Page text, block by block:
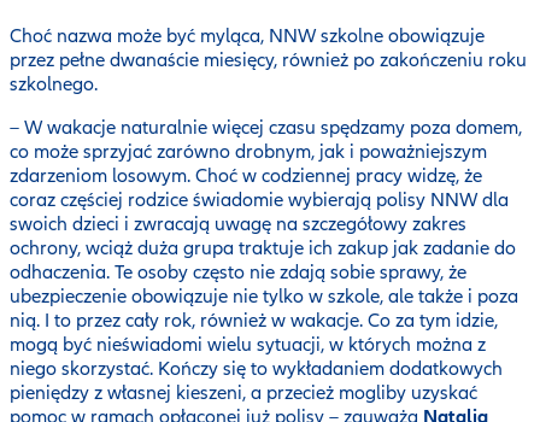
Choć nazwa może być myląca, NNW szkolne obowiązuje
przez pełne dwanaście miesięcy, również po zakończeniu roku
szkolnego.
– W wakacje naturalnie więcej czasu spędzamy poza domem,
co może sprzyjać zarówno drobnym, jak i poważniejszym
zdarzeniom losowym. Choć w codziennej pracy widzę, że
coraz częściej rodzice świadomie wybierają polisy NNW dla
swoich dzieci i zwracają uwagę na szczegółowy zakres
ochrony, wciąż duża grupa traktuje ich zakup jak zadanie do
odhaczenia. Te osoby często nie zdają sobie sprawy, że
ubezpieczenie obowiązuje nie tylko w szkole, ale także i poza
nią. I to przez cały rok, również w wakacje. Co za tym idzie,
mogą być nieświadomi wielu sytuacji, w których można z
niego skorzystać. Kończy się to wykładaniem dodatkowych
pieniędzy z własnej kieszeni, a przecież mogliby uzyskać
pomoc w ramach opłaconej już polisy – zauważa Natalia